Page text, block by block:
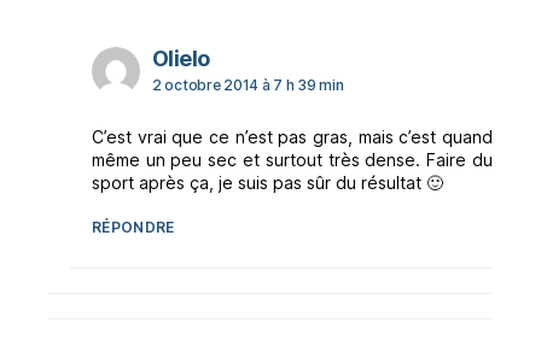
Olielodit :
2 octobre 2014 à 7 h 39 min
C’est vrai que ce n’est pas gras, mais c’est quand
même un peu sec et surtout très dense. Faire du
sport après ça, je suis pas sûr du résultat 🙂
RÉPONDRE